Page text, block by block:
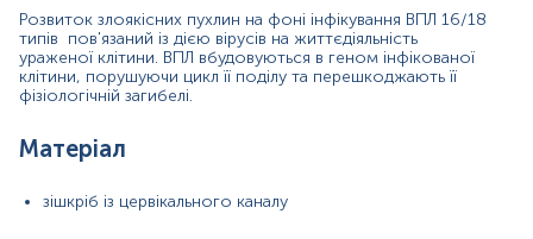
Запальні процеси шийки матки;
Дисплазія шийки матки;
Ектопія шийки матки;
Лейкоплакія;
Поліпи;
Розвиток злоякісних пухлин на фоні інфікування ВПЛ 16/18
типів пов'язаний із дією вірусів на життєдіяльність
ураженої клітини. ВПЛ вбудовуються в геном інфікованої
клітини, порушуючи цикл її поділу та перешкоджають її
фізіологічній загибелі.
Матеріал
зішкріб із цервікального каналу